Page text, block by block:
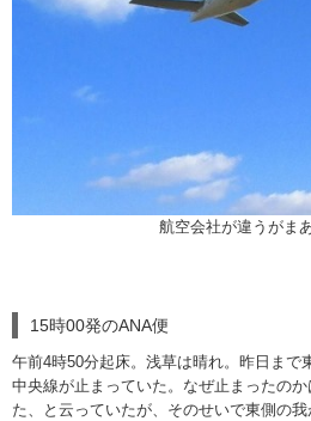
航空会社が違うがま
15時00発のANA便
午前4時50分起床。浅草は晴れ。昨日まで
中央線が止まっていた。なぜ止まったの
た、と云っていたが、そのせいで東側の